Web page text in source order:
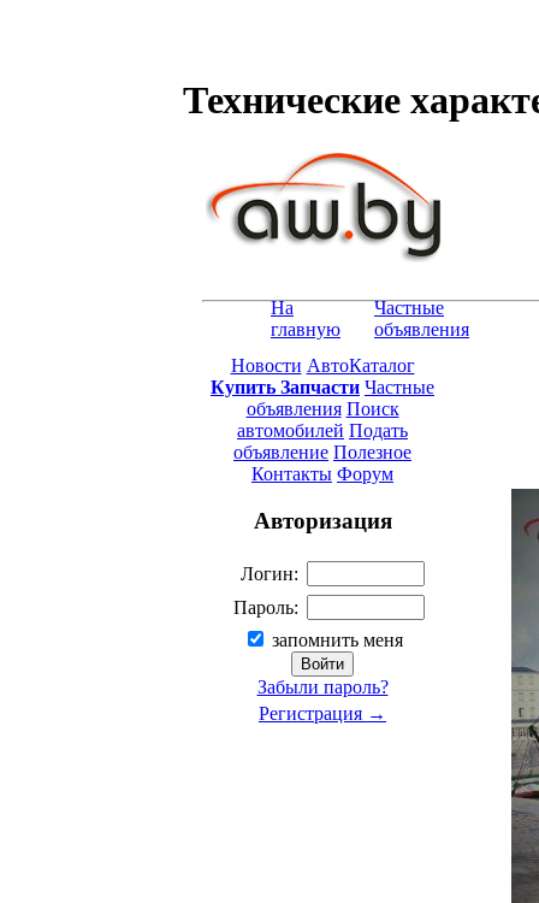
Технические
На
главную
Частные
объявления
Новости АвтоКаталог
Купить Запчасти Частные
объявления Поиск
автомобилей Подать
объявление Полезное
Контакты Форум
Авторизация
Логин:
Пароль:
запомнить меня
Забыли пароль?
Регистрация →